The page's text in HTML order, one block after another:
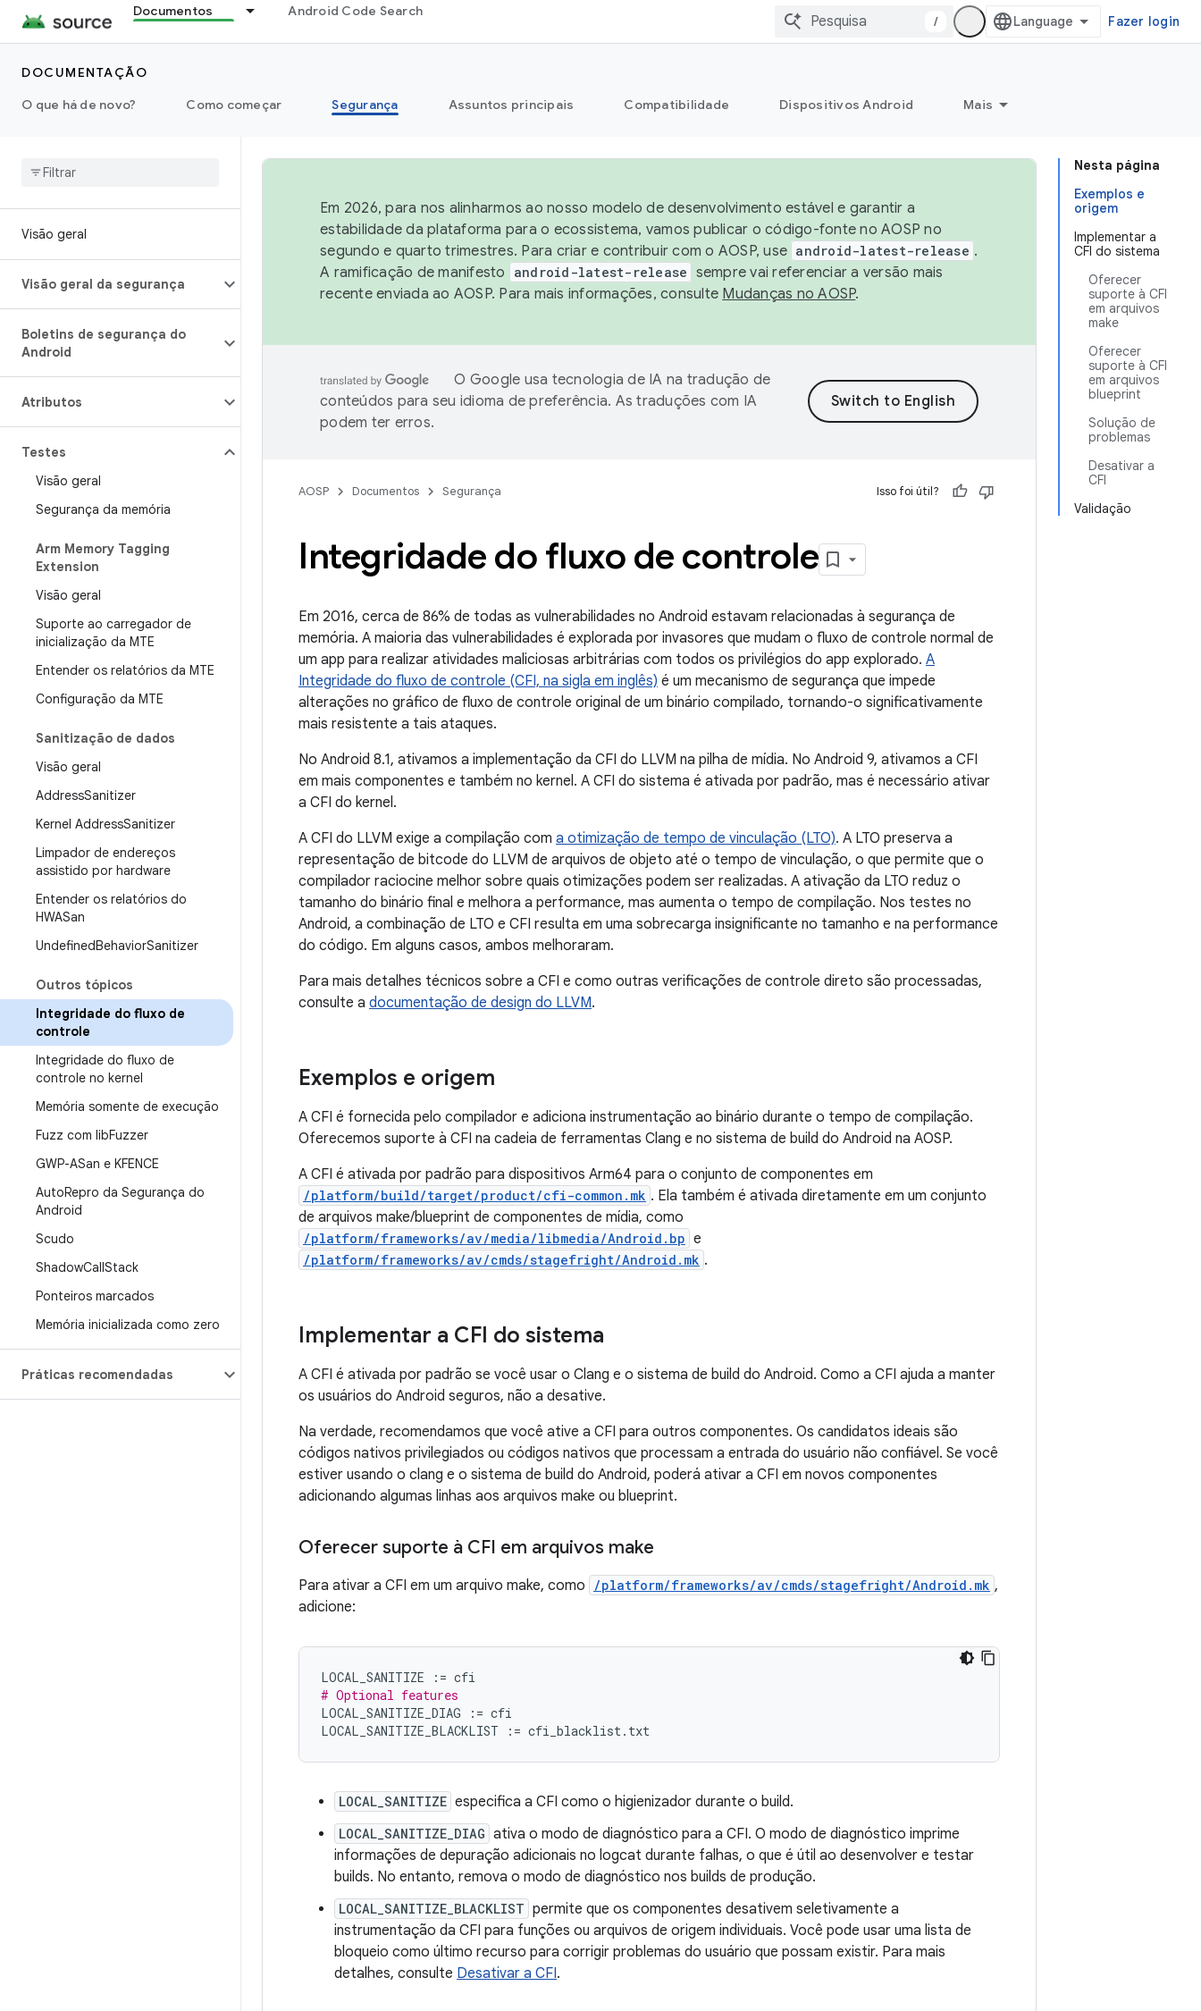
Documentos Android Code Search
/ Fazer login
DOCUMENTAÇÃO
O que há de novo?
Como começar Segurança Assuntos principais Compatibilidade Dispositivos Android Mais
Visão geral
Visão geral da segurança
Boletins de segurança do
Android
Atributos
Testes
Visão geral
Segurança da memória
Arm Memory Tagging
Extension
Visão geral
Suporte ao carregador de
inicialização da MTE
Entender os relatórios da MTE
Configuração da MTE
Sanitização de dados
Visão geral
AddressSanitizer
Kernel AddressSanitizer
Limpador de endereços
assistido por hardware
Entender os relatórios do
HWASan
UndefinedBehaviorSanitizer
Outros tópicos
Integridade do fluxo de
controle
Integridade do fluxo de
controle no kernel
Memória somente de execução
Fuzz com libFuzzer
GWP-ASan e KFENCE
AutoRepro da Segurança do
Android
Scudo
ShadowCallStack
Ponteiros marcados
Memória inicializada como zero
Práticas recomendadas
Nesta página
Exemplos e
origem
Implementar a
CFI do sistema
Oferecer
suporte à CFI
em arquivos
make
Oferecer
suporte à CFI
em arquivos
blueprint
Solução de
problemas
Desativar a
CFI
Validação
Em 2026, para nos alinharmos ao nosso modelo de desenvolvimento estável e garantir a
estabilidade da plataforma para o ecossistema, vamos publicar o código-fonte no AOSP no
segundo e quarto trimestres. Para criar e contribuir com o AOSP, use android-latest-release .
A ramificação de manifesto
android-latest-release sempre vai referenciar a versão mais
recente enviada ao AOSP. Para mais informações, consulte Mudanças no AOSP.
O Google usa tecnologia de IA na tradução de
conteúdos para seu idioma de preferência. As traduções com IA
podem ter erros.
AOSP Documentos Segurança Isso foi útil?
Integridade do fluxo de controle
Em 2016, cerca de 86% de todas as vulnerabilidades no Android estavam relacionadas à segurança de
memória. A maioria das vulnerabilidades é explorada por invasores que mudam o fluxo de controle normal de
um app para realizar atividades maliciosas arbitrárias com todos os privilégios do app explorado. A
Integridade do fluxo de controle (CFI, na sigla em inglês) é um mecanismo de segurança que impede
alterações no gráfico de fluxo de controle original de um binário compilado, tornando-o significativamente
mais resistente a tais ataques.
No Android 8.1, ativamos a implementação da CFI do LLVM na pilha de mídia. No Android 9, ativamos a CFI
em mais componentes e também no kernel. A CFI do sistema é ativada por padrão, mas é necessário ativar
a CFI do kernel.
A CFI do LLVM exige a compilação com a otimização de tempo de vinculação (LTO). A LTO preserva a
representação de bitcode do LLVM de arquivos de objeto até o tempo de vinculação, o que permite que o
compilador raciocine melhor sobre quais otimizações podem ser realizadas. A ativação da LTO reduz o
tamanho do binário final e melhora a performance, mas aumenta o tempo de compilação. Nos testes no
Android, a combinação de LTO e CFI resulta em uma sobrecarga insignificante no tamanho e na performance
do código. Em alguns casos, ambos melhoraram.
Para mais detalhes técnicos sobre a CFI e como outras verificações de controle direto são processadas,
consulte a documentação de design do LLVM.
Exemplos e origem
A CFI é fornecida pelo compilador e adiciona instrumentação ao binário durante o tempo de compilação.
Oferecemos suporte à CFI na cadeia de ferramentas Clang e no sistema de build do Android na AOSP.
A CFI é ativada por padrão para dispositivos Arm64 para o conjunto de componentes em
/platform/build/target/product/cfi-common.mk . Ela também é ativada diretamente em um conjunto
de arquivos make/blueprint de componentes de mídia, como
/platform/frameworks/av/media/libmedia/Android.bp e
/platform/frameworks/av/cmds/stagefright/Android.mk .
Implementar a CFI do sistema
A CFI é ativada por padrão se você usar o Clang e o sistema de build do Android. Como a CFI ajuda a manter
os usuários do Android seguros, não a desative.
Na verdade, recomendamos que você ative a CFI para outros componentes. Os candidatos ideais são
códigos nativos privilegiados ou códigos nativos que processam a entrada do usuário não confiável. Se você
estiver usando o clang e o sistema de build do Android, poderá ativar a CFI em novos componentes
adicionando algumas linhas aos arquivos make ou blueprint.
Oferecer suporte à CFI em arquivos make
Para ativar a CFI em um arquivo make, como /platform/frameworks/av/cmds/stagefright/Android.mk ,
adicione:
LOCAL_SANITIZE := cfi
# Optional features
LOCAL_SANITIZE_DIAG
:= cfi
LOCAL_SANITIZE_BLACKLIST
:= cfi_blacklist. txt
LOCAL_SANITIZE especifica a CFI como o higienizador durante o build.
LOCAL_SANITIZE_DIAG ativa o modo de diagnóstico para a CFI. O modo de diagnóstico imprime
informações de depuração adicionais no logcat durante falhas, o que é útil ao desenvolver e testar
builds. No entanto, remova o modo de diagnóstico nos builds de produção.
LOCAL_SANITIZE_BLACKLIST permite que os componentes desativem seletivamente a
instrumentação da CFI para funções ou arquivos de origem individuais. Você pode usar uma lista de
bloqueio como último recurso para corrigir problemas do usuário que possam existir. Para mais
detalhes, consulte Desativar a CFI.